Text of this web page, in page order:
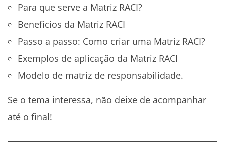
Para que serve a Matriz RACI?
Benefícios da Matriz RACI
Passo a passo: Como criar uma Matriz RACI?
Exemplos de aplicação da Matriz RACI
Modelo de matriz de responsabilidade.
Se o tema interessa, não deixe de acompanhar
até o final!